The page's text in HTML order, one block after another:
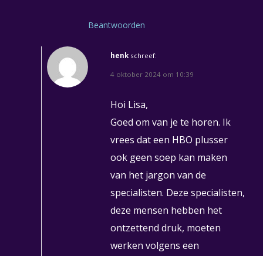
Beantwoorden
henk schreef:
4 oktober 2024 om 10:39
Hoi Lisa,
Goed om van je te horen. Ik
vrees dat een HBO plusser
ook geen soep kan maken
van het jargon van de
specialisten. Deze specialisten,
deze mensen hebben het
ontzettend druk, moeten
werken volgens een